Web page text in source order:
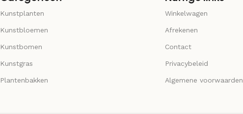
Kunstplanten
Kunstbloemen
Kunstbomen
Kunstgras
Plantenbakken
Winkelwagen
Afrekenen
Contact
Privacybeleid
Algemene voorwaarden